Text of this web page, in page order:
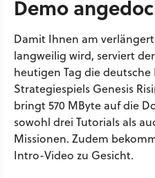
Demo
Damit Ihnen am
langweilig wird, serviert
heutigen Tag die
Strategiespiels Genesis
bringt 570 MByte auf die
sowohl drei Tutorials als
Missionen. Zudem
Intro-Video zu Gesicht.